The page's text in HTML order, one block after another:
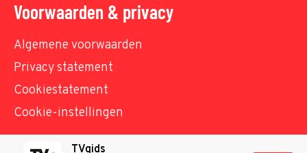
Voorwaarden & privacy
Algemene voorwaarden
Privacy statement
Cookiestatement
Cookie-instellingen
TVgids